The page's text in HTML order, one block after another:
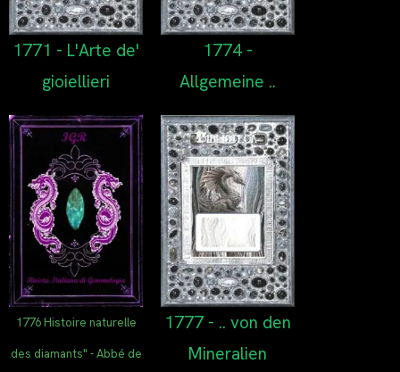
1771 - L'Arte de'
gioiellieri
1774 -
Allgemeine ..
1776 Histoire naturelle
des diamants" - Abbé de
1777 - .. von den
Mineralien